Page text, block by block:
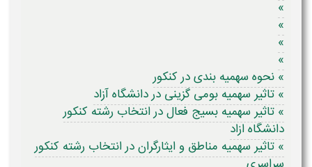
»
»
»
»
» نحوه سهمیه بندی در کنکور
» تاثیر سهمیه بومی گزینی در دانشگاه آزاد
» تاثیر سهمیه بسیج فعال در انتخاب رشته کنکور
دانشگاه ازاد
» تاثیر سهمیه مناطق و ایثارگران در انتخاب رشته کنکور